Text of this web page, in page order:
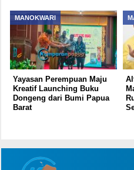
MANOKWARI
Yayasan Perempuan Maju
Kreatif Launching Buku
Dongeng dari Bumi Papua
Barat